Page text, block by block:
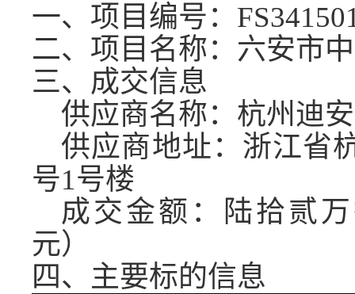
一、项目编号：
二、项目名称： 六安市
三、成交信息
供应商名称：杭州迪
供应商地址：浙江省
号1号楼
成交金额：陆拾贰
元）
四、主要标的信息